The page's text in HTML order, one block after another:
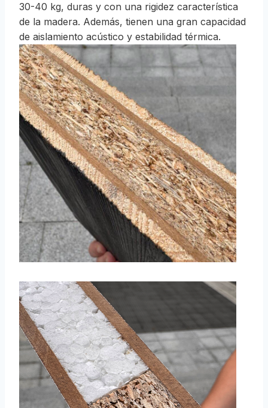
30-40 kg, duras y con una rigidez característica
de la madera. Además, tienen una gran capacidad
de aislamiento acústico y estabilidad térmica.